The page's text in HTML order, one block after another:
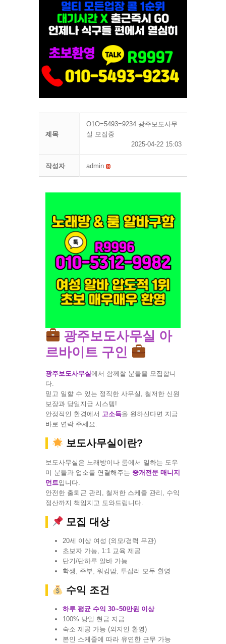
제목
O1O=5493=9234 광주보도사무
실 모집중
2025-04-22 15:03
작성자 admin
광주보도사무실 아
르바이트 구인
광주보도사무실에서 함께할 분들을 모집합니
다.
믿고 일할 수 있는 정직한 사무실, 철저한 신원
보장과 당일지급 시스템!
안정적인 환경에서 고소득을 원하신다면 지금
바로 연락 주세요.
보도사무실이란?
보도사무실은 노래방이나 룸에서 일하는 도우
미 분들과 업소를 연결해주는 중개전문 매니지
먼트입니다.
안전한 출퇴근 관리, 철저한 스케줄 관리, 수익
정산까지 책임지고 도와드립니다.
모집 대상
20세 이상 여성 (외모/경력 무관)
초보자 가능, 1:1 교육 제공
단기/단하루 알바 가능
학생, 주부, 워킹맘, 투잡러 모두 환영
수익 조건
하루 평균 수익 30~50만원 이상
100% 당일 현금 지급
숙소 제공 가능 (외지인 환영)
본인 스케줄에 따라 유연한 근무 가능